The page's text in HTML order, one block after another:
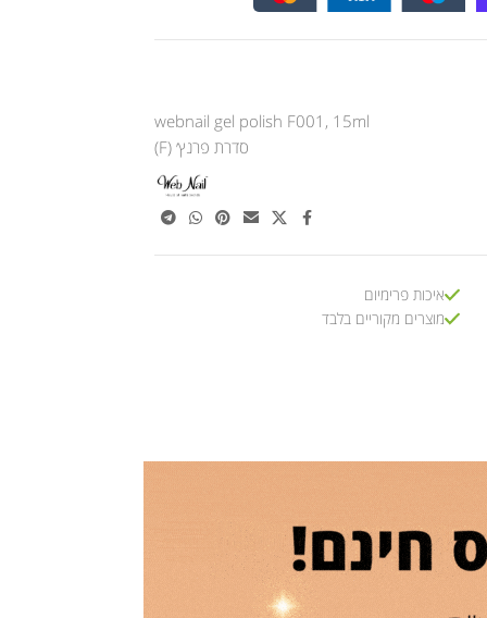
webnail gel polish F001, 15ml
סדרת פרנץ׳ (F)
איכות פרימיום
מוצרים מקוריים בלבד